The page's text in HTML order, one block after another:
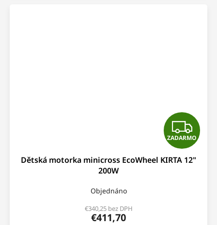
Z
A
D
ZADARMO
Dětská motorka minicross EcoWheel KIRTA 12"
200W
Objednáno
€340,25 bez DPH
€411,70